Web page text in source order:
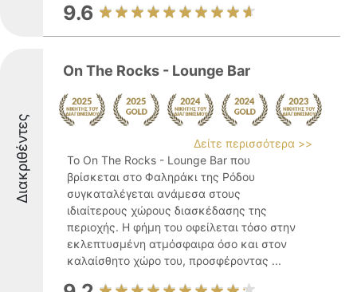
9.6
Διακριθέντες
On The Rocks - Lounge Bar
Δείτε περισσότερα >>
Το On The Rocks - Lounge Bar που
βρίσκεται στο Φαληράκι της Ρόδου
συγκαταλέγεται ανάμεσα στους
ιδιαίτερους χώρους διασκέδασης της
περιοχής. Η φήμη του οφείλεται τόσο στην
εκλεπτυσμένη ατμόσφαιρα όσο και στον
καλαίσθητο χώρο του, προσφέροντας ...